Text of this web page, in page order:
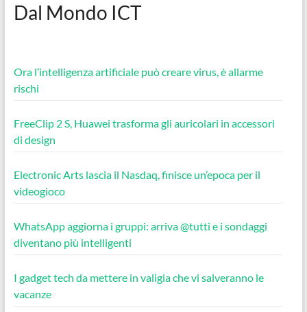
Dal Mondo ICT
Ora l’intelligenza artificiale può creare virus, è allarme
rischi
FreeClip 2 S, Huawei trasforma gli auricolari in accessori
di design
Electronic Arts lascia il Nasdaq, finisce un’epoca per il
videogioco
WhatsApp aggiorna i gruppi: arriva @tutti e i sondaggi
diventano più intelligenti
I gadget tech da mettere in valigia che vi salveranno le
vacanze